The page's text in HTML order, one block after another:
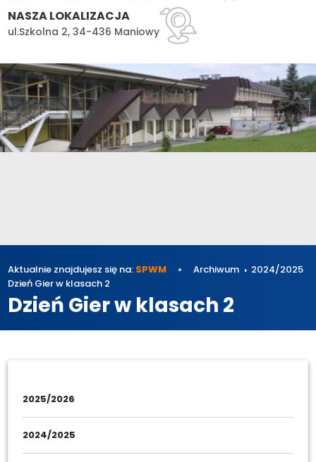
NASZA LOKALIZACJA
ul.Szkolna 2, 34-436 Maniowy
Aktualnie znajdujesz się na: SPWM Archiwum
2024/2025
Dzień Gier w klasach 2
Dzień Gier w klasach 2
2025/2026
2024/2025